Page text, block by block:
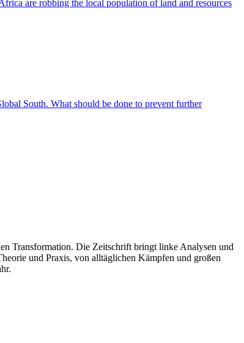
are robbing the local population of land and resources
South. What should be done to prevent further
Transformation. Die Zeitschrift bringt linke Analysen und
und Praxis, von alltäglichen Kämpfen und großen